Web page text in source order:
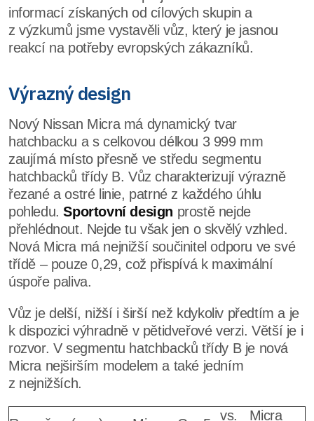
informací získaných od cílových skupin a
z výzkumů jsme vystavěli vůz, který je jasnou
reakcí na potřeby evropských zákazníků.
Výrazný design
Nový Nissan Micra má dynamický tvar
hatchbacku a s celkovou délkou 3 999 mm
zaujímá místo přesně ve středu segmentu
hatchbacků třídy B. Vůz charakterizují výrazně
řezané a ostré linie, patrné z každého úhlu
pohledu.Sportovní design prostě nejde
přehlédnout. Nejde tu však jen o skvělý vzhled.
Nová Micra má nejnižší součinitel odporu ve své
třídě – pouze 0,29, což přispívá k maximální
úspoře paliva.
Vůz je delší, nižší i širší než kdykoliv předtím a je
k dispozici výhradně v pětidveřové verzi. Větší je i
rozvor. V segmentu hatchbacků třídy B je nová
Micra nejširším modelem a také jedním
z nejnižších.
vs. Micra